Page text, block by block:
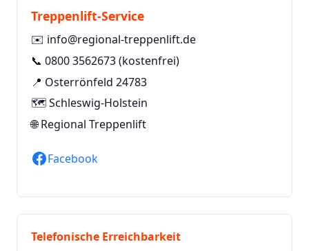
Treppenlift-Service
✉️ info@regional-treppenlift.de
📞 0800 3562673(kostenfrei)
📍 Osterrönfeld 24783
🗺️ Schleswig-Holstein
🌐Regional Treppenlift
Facebook
Telefonische Erreichbarkeit